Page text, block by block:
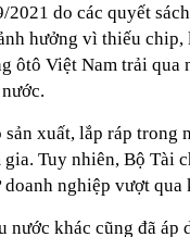
do các quyết
hưởng vì thiếu
ôtô Việt Nam trải qua
xuất, lắp ráp trong
Tuy nhiên, Bộ Tài
nghiệp vượt qua
khác cũng đã áp